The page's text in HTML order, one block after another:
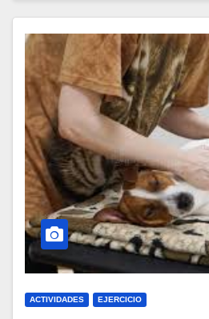
ACTIVIDADES EJERCICIO